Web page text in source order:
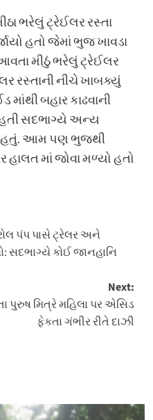
ભરેલું ટ્રેઈલર રસ્તા
હતો જેમાં ભુજ ખાવડા
મીઠું ભરેલું ટ્રેઈલર
રસ્તાની નીચે ખાબક્યું
માંથી બહાર કાઢવાની
સદભાગ્યે અન્ય
હતું. આમ પણ ભુજથી
હાલત માં જોવા મળ્યો હતો
પંપ પાસે ટ્રેલર અને
સદભાગ્યે કોઈ જાનહાનિ
Next:
પુરુષ મિત્રે મહિલા પર એસિડ
ફેકતા ગંભીર રીતે દાઝી